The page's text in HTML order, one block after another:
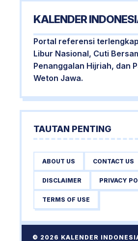
KALENDER
Portal referensi
Libur Nasional, Cuti
Penanggalan Hijriah, dan
Weton Jawa.
TAUTAN PENTING
ABOUT US CONTACT US
DISCLAIMER PRIVACY
TERMS OF USE
© 2026 KALENDER